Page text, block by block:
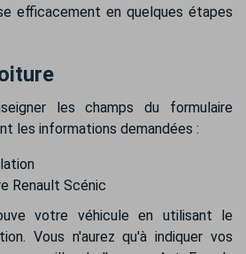
efficacement en quelques étapes
les champs du formulaire
les informations demandées :
Renault Scénic
votre véhicule en utilisant le
Vous n'aurez qu'à indiquer vos